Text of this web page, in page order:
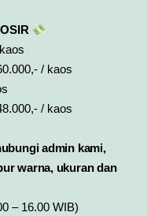
/ kaos
/ kaos
admin kami,
warna, ukuran dan
– 16.00 WIB)